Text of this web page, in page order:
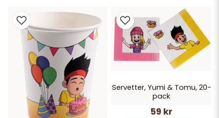
Servetter, Yumi & Tomu, 20-
pack
59 kr